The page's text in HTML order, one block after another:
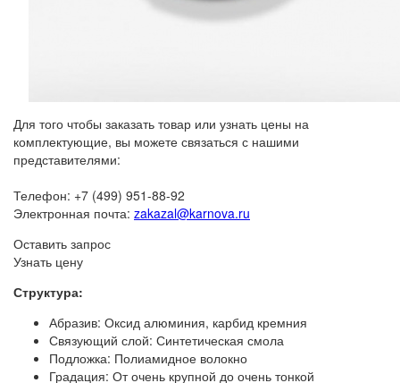
Для того чтобы заказать товар или узнать цены на
комплектующие, вы можете связаться с нашими
представителями:
Телефон: +7 (499) 951-88-92
Электронная почта: zakazal@karnova.ru
Оставить запрос
Узнать цену
Структура:
Абразив: Оксид алюминия, карбид кремния
Связующий слой: Синтетическая смола
Подложка: Полиамидное волокно
Градация: От очень крупной до очень тонкой